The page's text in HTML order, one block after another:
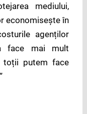
mediului,
economisește în
agenților
face mai mult
toții putem face